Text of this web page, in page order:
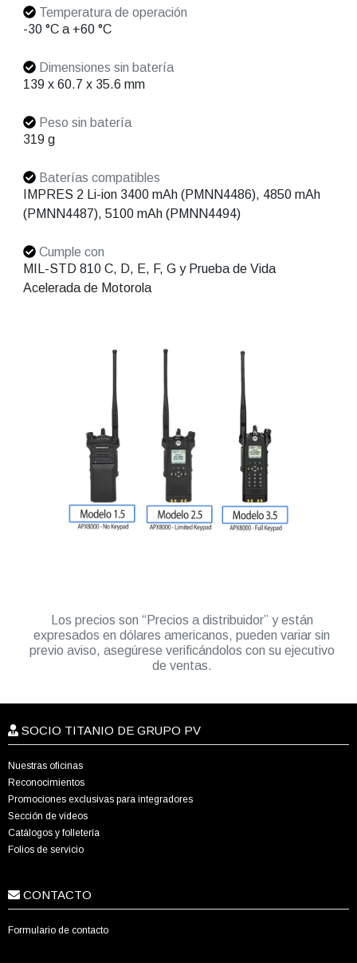
Temperatura de operación
-30 °C a +60 °C
Dimensiones sin batería
139 x 60.7 x 35.6 mm
Peso sin batería
319 g
Baterías compatibles
IMPRES 2 Li-ion 3400 mAh (PMNN4486), 4850 mAh
(PMNN4487), 5100 mAh (PMNN4494)
Cumple con
MIL-STD 810 C, D, E, F, G y Prueba de Vida
Acelerada de Motorola
Los precios son “Precios a distribuidor” y están
expresados en dólares americanos, pueden variar sin
previo aviso, asegúrese verificándolos con su ejecutivo
de ventas.
SOCIO TITANIO DE GRUPO PV
Nuestras oficinas
Reconocimientos
Promociones exclusivas para integradores
Sección de videos
Catálogos y folletería
Folios de servicio
CONTACTO
Formulario de contacto